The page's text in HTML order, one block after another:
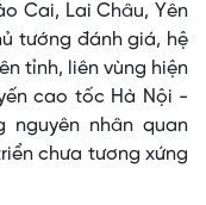
Cai, Lai Châu, Yên
tướng đánh giá, hệ
tỉnh, liên vùng hiện
cao tốc Hà Nội -
nguyên nhân quan
chưa tương xứng